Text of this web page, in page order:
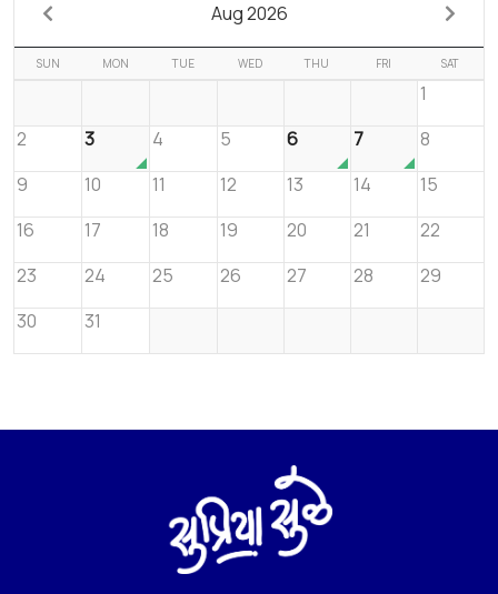
Aug 2026
SUN MON TUE WED THU FRI SAT
1
2
3 4 5 6 7
8
9
10 11 12 13 14
15
16
17 18 19 20 21
22
23
24 25 26 27 28
29
30
31